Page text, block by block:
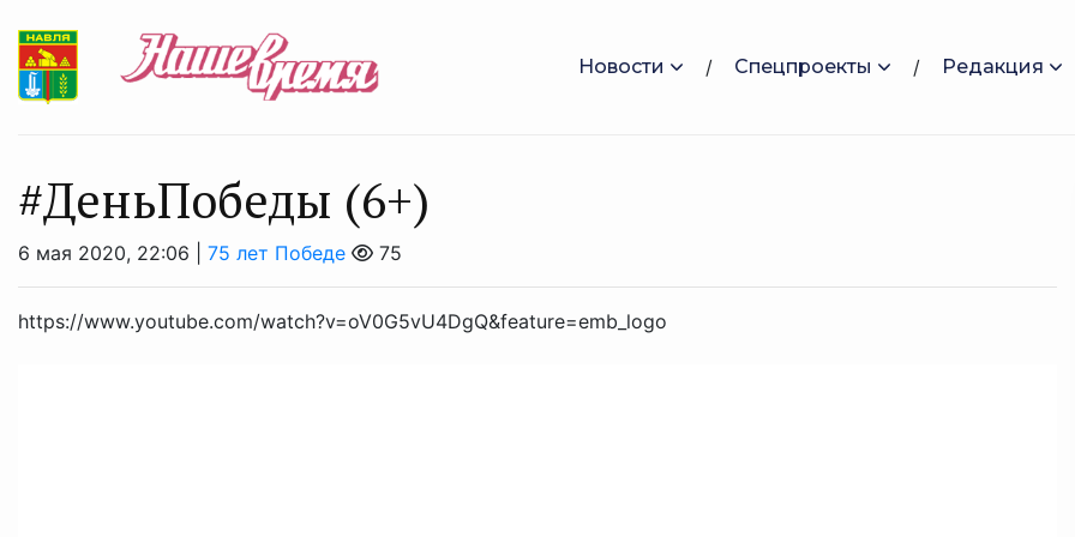
Новости Спецпроекты Редакция
#ДеньПобеды (6+)
6 мая 2020, 22:06 | 75 лет Победе 75
https://www.youtube.com/watch?v=oV0G5vU4DgQ&feature=emb_logo